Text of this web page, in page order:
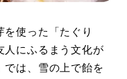
使った「たぐり
人にふるまう文化が
では、雪の上で飴を